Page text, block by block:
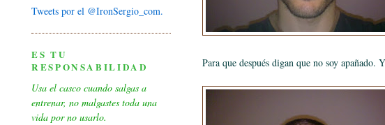
Tweets por el @IronSergio_com.
ES TU
RESPONSABILIDAD
Usa el casco cuando salgas a
entrenar, no malgastes toda una
vida por no usarlo.
Para que después digan que no soy